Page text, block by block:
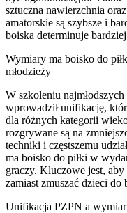
sztuczna nawierzchnia
amatorskie są szybsze i
boiska determinuje
Wymiary ma boisko do
młodzieży
W szkoleniu
wprowadził unifikację,
dla różnych kategorii
rozgrywane są na
techniki i częstszemu
ma boisko do piłki w
graczy. Kluczowe jest,
zamiast zmuszać dzieci
Unifikacja PZPN a